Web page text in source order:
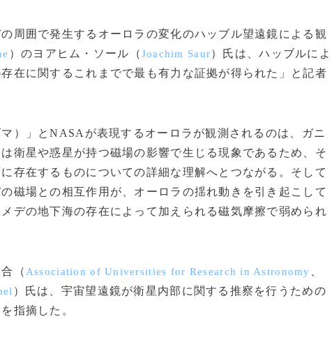
周囲で発生するオーロラの変化のハッブル望遠鏡による観
）のヨアヒム・ソール（Joachim Saur）氏は、ハッブルによ
在に関するこれまでで最も有力な証拠が得られた」と記者
）」とNASAが表現するオーロラが観測されるのは、ガニ
衛星や惑星が持つ磁場の影響で生じる現象であるため、そ
存在するものについての詳細な理解へとつながる。そして
磁場との相互作用が、オーロラの揺れ動きを引き起こして
デの地下海の存在によって加えられる磁気摩擦で弱められ
（ Association of Universities for Research in Astronomy
）氏は、宇宙望遠鏡が衛星内部に関する推察を行うための
指摘した。